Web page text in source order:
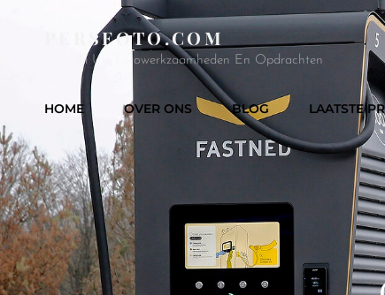
PERSFOTO.COM
Voor Al Uw Fotowerkzaamheden En Opdrachten
HOME OVER ONS BLOG LAATSTE